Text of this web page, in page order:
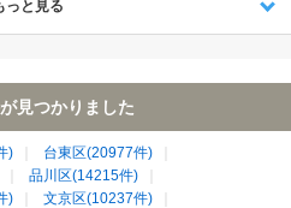
っと見る
見つかりました
)
台東区(20977件)
品川区(14215件)
)
文京区(10237件)